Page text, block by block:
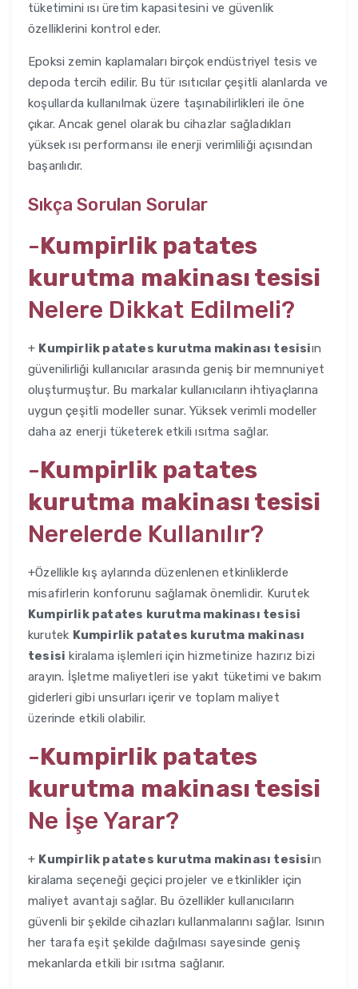
tüketimini ısı üretim kapasitesini ve güvenlik
özelliklerini kontrol eder.
Epoksi zemin kaplamaları birçok endüstriyel tesis ve
depoda tercih edilir. Bu tür ısıtıcılar çeşitli alanlarda ve
koşullarda kullanılmak üzere taşınabilirlikleri ile öne
çıkar. Ancak genel olarak bu cihazlar sağladıkları
yüksek ısı performansı ile enerji verimliliği açısından
başarılıdır.
Sıkça Sorulan Sorular
-Kumpirlik patates
kurutma makinası tesisi
Nelere Dikkat Edilmeli?
+ Kumpirlik patates kurutma makinası tesisiın
güvenilirliği kullanıcılar arasında geniş bir memnuniyet
oluşturmuştur. Bu markalar kullanıcıların ihtiyaçlarına
uygun çeşitli modeller sunar. Yüksek verimli modeller
daha az enerji tüketerek etkili ısıtma sağlar.
-Kumpirlik patates
kurutma makinası tesisi
Nerelerde Kullanılır?
+Özellikle kış aylarında düzenlenen etkinliklerde
misafirlerin konforunu sağlamak önemlidir. Kurutek
Kumpirlik patates kurutma makinası tesisi
kurutek Kumpirlik patates kurutma makinası
tesisi kiralama işlemleri için hizmetinize hazırız bizi
arayın. İşletme maliyetleri ise yakıt tüketimi ve bakım
giderleri gibi unsurları içerir ve toplam maliyet
üzerinde etkili olabilir.
-Kumpirlik patates
kurutma makinası tesisi
Ne İşe Yarar?
+ Kumpirlik patates kurutma makinası tesisiın
kiralama seçeneği geçici projeler ve etkinlikler için
maliyet avantajı sağlar. Bu özellikler kullanıcıların
güvenli bir şekilde cihazları kullanmalarını sağlar. Isının
her tarafa eşit şekilde dağılması sayesinde geniş
mekanlarda etkili bir ısıtma sağlanır.